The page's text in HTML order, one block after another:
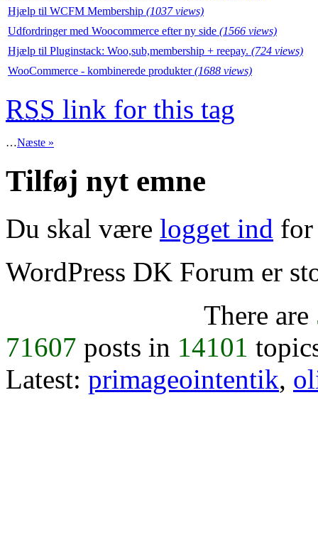
Hjælp til WCFM Membership (1037 views)
Udfordringer med Woocommerce efter ny side (1566 views)
Hjælp til Pluginstack: Woo,sub,membership + reepay. (724 views)
WooCommerce - kombinerede produkter(1688 views)
RSS link for this tag
…Næste »
Tilføj nyt emne
Du skal være logget ind for
WordPress DK Forum er
There are
71607 posts in 14101
Latest: primageointentik,